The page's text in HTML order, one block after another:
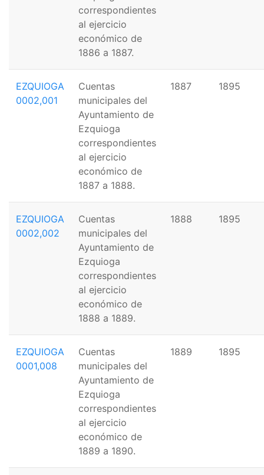
correspondientes
al ejercicio
económico de
1886 a 1887.
EZQUIOGA
0002,001
Cuentas
municipales del
Ayuntamiento de
Ezquioga
correspondientes
al ejercicio
económico de
1887 a 1888.
1887 1895
EZQUIOGA
0002,002
Cuentas
municipales del
Ayuntamiento de
Ezquioga
correspondientes
al ejercicio
económico de
1888 a 1889.
1888 1895
EZQUIOGA
0001,008
Cuentas
municipales del
Ayuntamiento de
Ezquioga
correspondientes
al ejercicio
económico de
1889 a 1890.
1889 1895